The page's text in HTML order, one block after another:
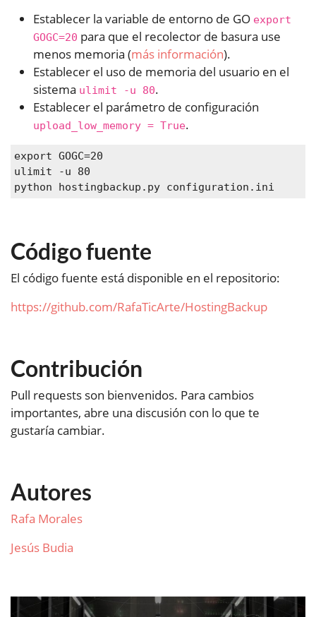
Establecer la variable de entorno de GO export
GOGC=20 para que el recolector de basura use
menos memoria (más información).
Establecer el uso de memoria del usuario en el
sistema ulimit -u 80.
Establecer el parámetro de configuración
upload_low_memory = True.
export
ulimit -u 80
python hostingbackup.py configuration.ini
Código fuente
El código fuente está disponible en el repositorio:
https://github.com/RafaTicArte/HostingBackup
Contribución
Pull requests son bienvenidos. Para cambios
importantes, abre una discusión con lo que te
gustaría cambiar.
Autores
Rafa Morales
Jesús Budia